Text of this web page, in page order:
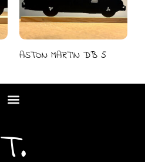
ASTON MARTIN DB 5
T.